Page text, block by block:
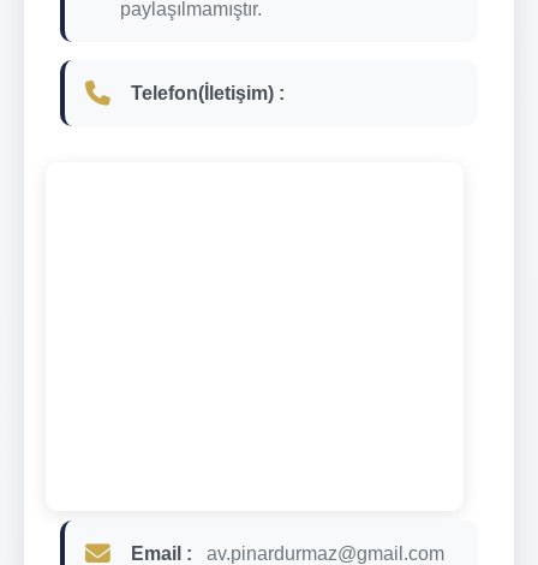
paylaşılmamıştır.
Telefon(İletişim) :
Email : av.pinardurmaz@gmail.com